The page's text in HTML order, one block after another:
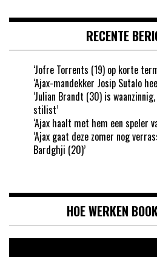
RECENTE
‘Jofre Torrents (19) op korte
‘Ajax-mandekker Josip Sutalo
‘Julian Brandt (30) is
stilist’
‘Ajax haalt met hem een speler
‘Ajax gaat deze zomer nog
Bardghji (20)’
HOE WERKEN